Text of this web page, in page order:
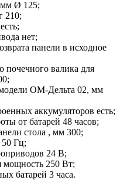
мм Ø 125;
210;
нет;
панели в исходное
почечного валика для
ОМ-Дельта 02, мм
аккумуляторов есть;
от батарей 48 часов;
стола , мм 300;
Гц;
24 В;
мощность 250 Вт;
батарей 3 часа.